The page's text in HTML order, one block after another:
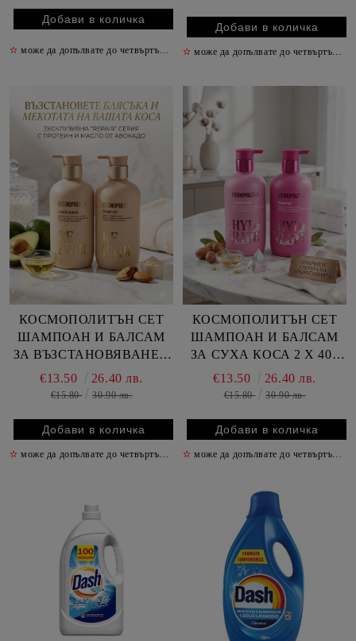
✫ може да допълвате до четвъртък включително ✫
✫ може да допълвате до четвъртък включително
КОСМОПОЛИТЪН СЕТ
ШАМПОАН И БАЛСАМ
ЗА ВЪЗСТАНОВЯВАНЕ 2
Х 400 МЛ /БЕЖОВ/
€13.50 26.40 лв.
€15.80 30.90 лв.
✫ може да допълвате до четвъртък включително ✫
КОСМОПОЛИТЪН СЕТ
ШАМПОАН И БАЛСАМ
ЗА СУХА КОСА 2 Х 400
МЛ /ЦИКЛАМА/
€13.50 26.40 лв.
€15.80 30.90 лв.
✫ може да допълвате до четвъртък включително